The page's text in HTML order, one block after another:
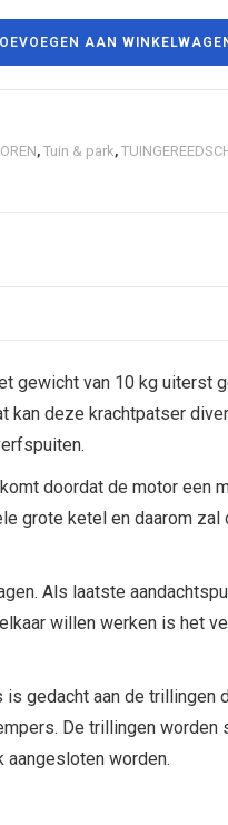
AAN
, Tuin & park,
gewicht van 10 kg uiterst
deze krachtpatser
doordat de motor een
grote ketel en daarom
Als laatste
willen werken is het
gedacht aan de trillingen
De trillingen worden
worden.